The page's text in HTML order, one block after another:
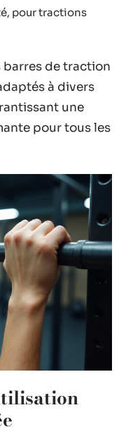
pour tractions
barres de traction
à divers
une
pour tous les